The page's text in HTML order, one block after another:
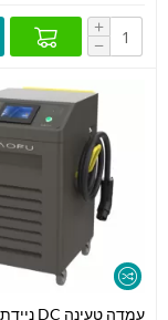
+
−
עמדה טעינה DC ניידת 60KW